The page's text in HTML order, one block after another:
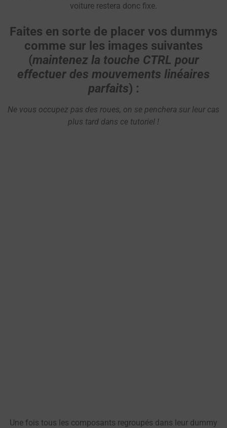
voiture restera donc fixe.
Faites en sorte de placer vos dummys
comme sur les images suivantes
(maintenez la touche CTRL pour
effectuer des mouvements linéaires
parfaits) :
Ne vous occupez pas des roues, on se penchera sur leur cas
plus tard dans ce tutoriel !
Une fois tous les composants regroupés dans leur dummy